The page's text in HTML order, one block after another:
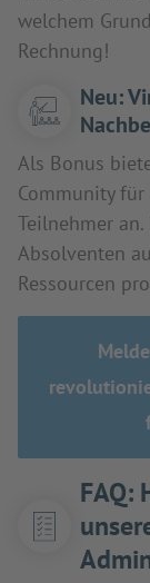
welchem
Rechnung!
Neu:
Als Bonus
Community
Teilnehmer
Absolventen
Ressourcen
FAQ: